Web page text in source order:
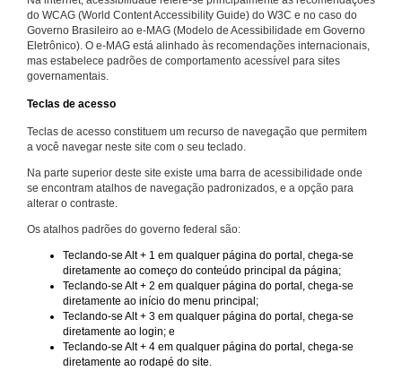
do WCAG (World Content Accessibility Guide) do W3C e no caso do
Governo Brasileiro ao e-MAG (Modelo de Acessibilidade em Governo
Eletrônico). O e-MAG está alinhado às recomendações internacionais,
mas estabelece padrões de comportamento acessível para sites
governamentais.
Teclas de acesso
Teclas de acesso constituem um recurso de navegação que permitem
a você navegar neste site com o seu teclado.
Na parte superior deste site existe uma barra de acessibilidade onde
se encontram atalhos de navegação padronizados, e a opção para
alterar o contraste.
Os atalhos padrões do governo federal são:
Teclando-se Alt + 1 em qualquer página do portal, chega-se
diretamente ao começo do conteúdo principal da página;
Teclando-se Alt + 2 em qualquer página do portal, chega-se
diretamente ao início do menu principal;
Teclando-se Alt + 3 em qualquer página do portal, chega-se
diretamente ao login; e
Teclando-se Alt + 4 em qualquer página do portal, chega-se
diretamente ao rodapé do site.